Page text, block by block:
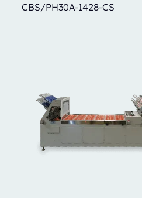
CBS/PH30A-1428-CS